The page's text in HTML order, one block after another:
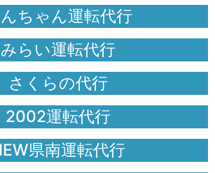
ちゃん運転代行
みらい運転代行
さくらの代行
2002運転代行
県南運転代行